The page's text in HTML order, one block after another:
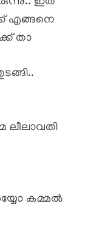
എങ്ങനെ
താ
ലീലാവതി
കമ്മൽ